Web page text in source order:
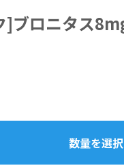
ブロニタス
数量を選